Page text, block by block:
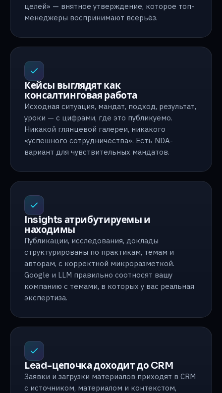
целей» — внятное утверждение, которое топ-
менеджеры воспринимают всерьёз.
Кейсы выглядят как
консалтинговая работа
Исходная ситуация, мандат, подход, результат,
уроки — с цифрами, где это публикуемо.
Никакой глянцевой галереи, никакого
«успешного сотрудничества». Есть NDA-
вариант для чувствительных мандатов.
Insights атрибутируемы и
находимы
Публикации, исследования, доклады
структурированы по практикам, темам и
авторам, с корректной микроразметкой.
Google и LLM правильно соотносят вашу
компанию с темами, в которых у вас реальная
экспертиза.
Lead-цепочка доходит до CRM
Заявки и загрузки материалов приходят в CRM
с источником, материалом и контекстом,